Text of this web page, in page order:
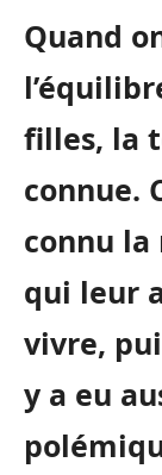
Quand
filles, la
connue.
connu la
qui leur
vivre,
y a eu